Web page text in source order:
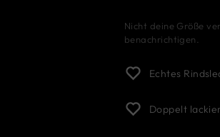
Nicht deine Größe
benachrichtigen.
Echtes
Doppelt